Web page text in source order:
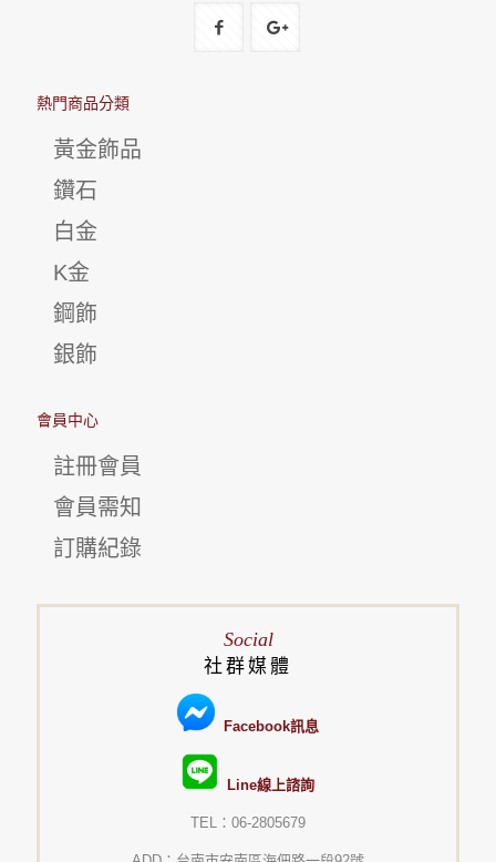
熱門商品分類
黃金飾品
鑽石
白金
K金
鋼飾
銀飾
會員中心
註冊會員
會員需知
訂購紀錄
Social
社群媒體
Facebook訊息
Line線上諮詢
TEL：06-2805679